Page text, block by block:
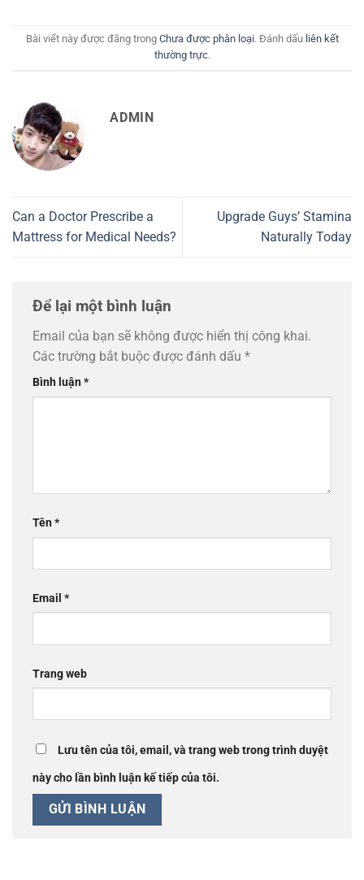
Bài viết này được đăng trong Chưa được phân loại. Đánh dấu liên kết
thường trực.
ADMIN
Can a Doctor Prescribe a
Mattress for Medical Needs?
Upgrade Guys’ Stamina
Naturally Today
Để lại một bình luận
Email của bạn sẽ không được hiển thị công khai.
Các trường bắt buộc được đánh dấu *
Bình luận*
Tên*
Email *
Trang web
Lưu tên của tôi, email, và trang web trong trình duyệt
này cho lần bình luận kế tiếp của tôi.